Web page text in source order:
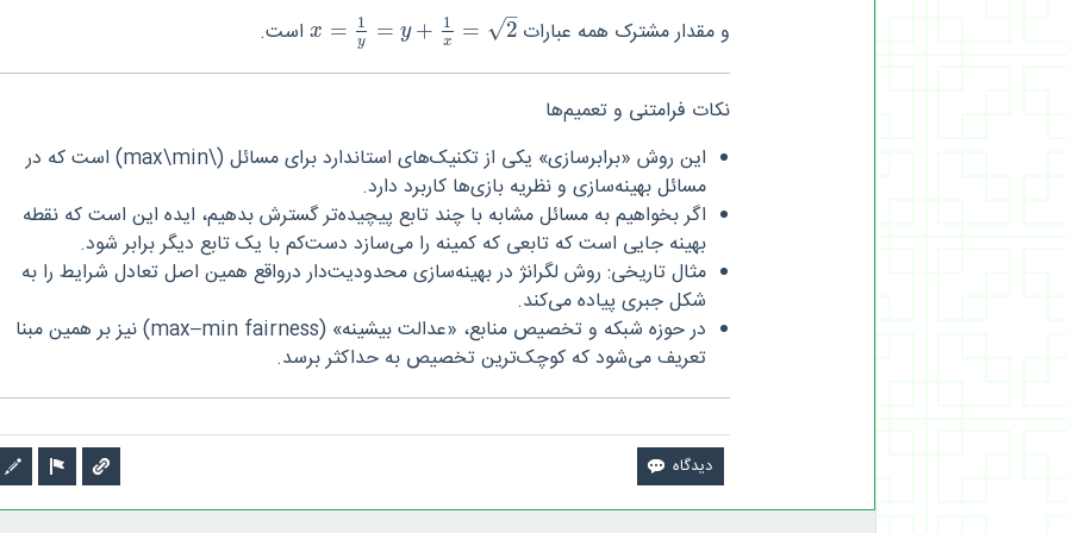
و مقدار مشترک همه عبارات
x = 1
y = y + 1
x = 2
–
√
x=1y =y +1x =2 است.
نکات فرامتنی و تعمیم‌ها
این روش «برابرسازی» یکی از تکنیک‌های استاندارد برای مسائل (\max\min) است که در
مسائل بهینه‌سازی و نظریه بازی‌ها کاربرد دارد.
اگر بخواهیم به مسائل مشابه با چند تابع پیچیده‌تر گسترش بدهیم، ایده این است که نقطه
بهینه‌‌ جایی است که تابعی که کمینه را می‌سازد دست‌کم با یک تابع دیگر برابر شود.
مثال تاریخی: روش لگرانژ در بهینه‌سازی محدودیت‌دار درواقع همین اصل تعادل شرایط را به
شکل جبری پیاده می‌کند.
در حوزه شبکه و تخصیص منابع، «عدالت بیشینه» (max–min fairness) نیز بر همین مبنا
تعریف می‌شود که کوچک‌ترین تخصیص به حداکثر برسد.